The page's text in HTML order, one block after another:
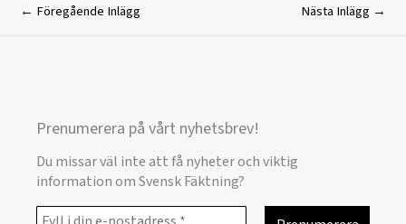
← Föregående Inlägg Nästa Inlägg →
Prenumerera på vårt nyhetsbrev!
Du missar väl inte att få nyheter och viktig
information om Svensk Fäktning?